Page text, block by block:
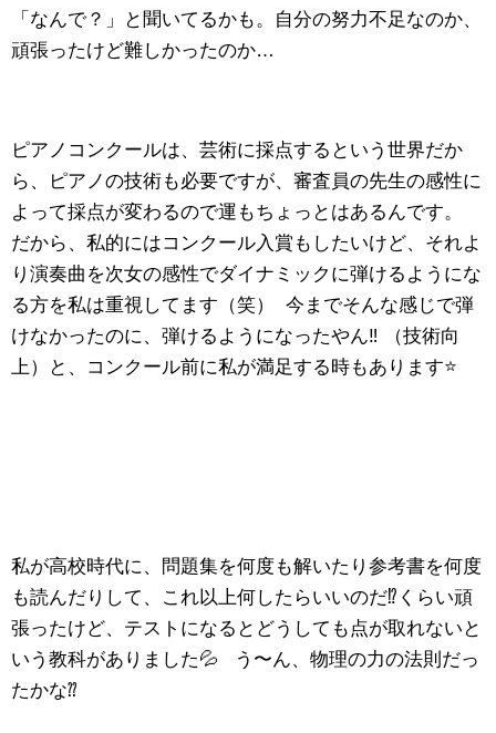
「なんで？」と聞いてるかも。自分の努力不足なのか、
頑張ったけど難しかったのか…
ピアノコンクールは、芸術に採点するという世界だか
ら、ピアノの技術も必要ですが、審査員の先生の感性に
よって採点が変わるので運もちょっとはあるんです。
だから、私的にはコンクール入賞もしたいけど、それよ
り演奏曲を次女の感性でダイナミックに弾けるようにな
る方を私は重視してます（笑） 今までそんな感じで弾
けなかったのに、弾けるようになったやん‼️ （技術向
上）と、コンクール前に私が満足する時もあります⭐️
私が高校時代に、問題集を何度も解いたり参考書を何度
も読んだりして、これ以上何したらいいのだ⁉️くらい頑
張ったけど、テストになるとどうしても点が取れないと
いう教科がありました💦 う〜ん、物理の力の法則だっ
たかな⁇